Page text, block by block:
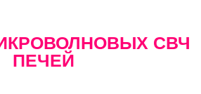
СВЧ
ПЕЧЕЙ